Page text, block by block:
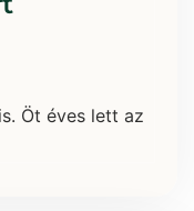
Öt éves lett az